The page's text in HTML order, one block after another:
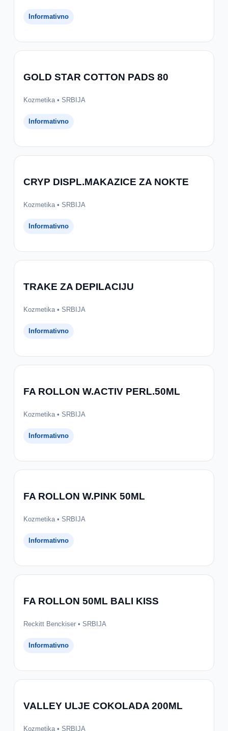
Informativno
GOLD STAR COTTON PADS 80
Kozmetika • SRBIJA
Informativno
CRYP DISPL.MAKAZICE ZA NOKTE
Kozmetika • SRBIJA
Informativno
TRAKE ZA DEPILACIJU
Kozmetika • SRBIJA
Informativno
FA ROLLON W.ACTIV PERL.50ML
Kozmetika • SRBIJA
Informativno
FA ROLLON W.PINK 50ML
Kozmetika • SRBIJA
Informativno
FA ROLLON 50ML BALI KISS
Reckitt Benckiser • SRBIJA
Informativno
VALLEY ULJE COKOLADA 200ML
Kozmetika • SRBIJA